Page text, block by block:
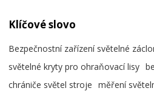
Klíčové slovo
Bezpečnostní zařízení světelné
světelné kryty pro ohraňovací lisy
chrániče světel stroje
měření